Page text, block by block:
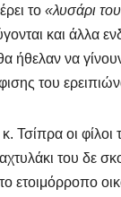
το «λυσάρι
και άλλα
ήθελαν να
του
κ. Τσίπρα οι
του δε
ετοιμόρροπο